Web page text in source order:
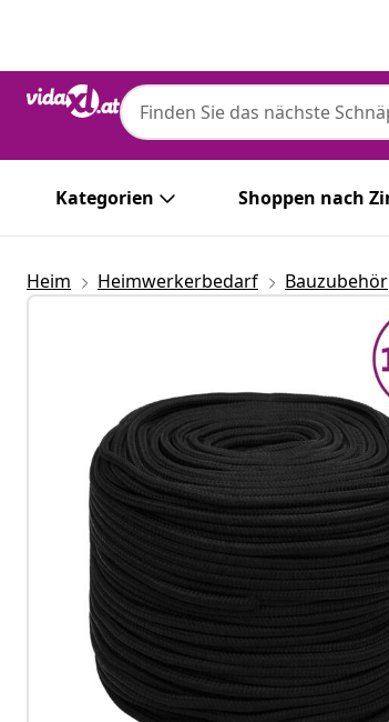
Kategorien Shoppen nach
Heim Heimwerkerbedarf Bauzubehör